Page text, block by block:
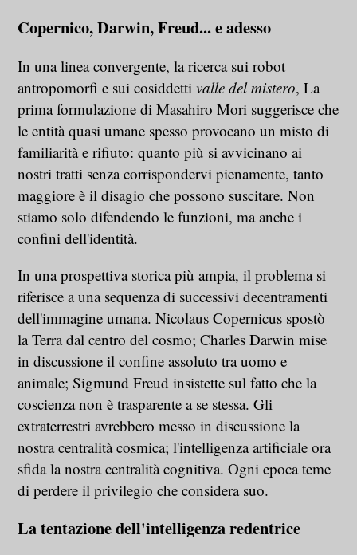
Copernico, Darwin, Freud... e adesso
In una linea convergente, la ricerca sui robot
antropomorfi e sui cosiddettivalle del mistero, La
prima formulazione di Masahiro Mori suggerisce che
le entità quasi umane spesso provocano un misto di
familiarità e rifiuto: quanto più si avvicinano ai
nostri tratti senza corrispondervi pienamente, tanto
maggiore è il disagio che possono suscitare. Non
stiamo solo difendendo le funzioni, ma anche i
confini dell'identità.
In una prospettiva storica più ampia, il problema si
riferisce a una sequenza di successivi decentramenti
dell'immagine umana. Nicolaus Copernicus spostò
la Terra dal centro del cosmo; Charles Darwin mise
in discussione il confine assoluto tra uomo e
animale; Sigmund Freud insistette sul fatto che la
coscienza non è trasparente a se stessa. Gli
extraterrestri avrebbero messo in discussione la
nostra centralità cosmica; l'intelligenza artificiale ora
sfida la nostra centralità cognitiva. Ogni epoca teme
di perdere il privilegio che considera suo.
La tentazione dell'intelligenza redentrice